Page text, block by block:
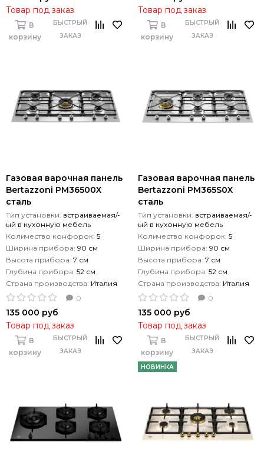
Товар под заказ
В
корзину
БЫСТРЫЙ
ЗАКАЗ
Товар под заказ
В
корзину
БЫСТРЫЙ
ЗАКАЗ
Газовая варочная панель
Bertazzoni PM36500X
сталь
Тип установки: встраиваемая/-
ый в кухонную мебель
Количество конфорок: 5
Ширина прибора: 90 см
Высота прибора: 7 см
Глубина прибора: 52 см
Страна производства: Италия
0
135 000 руб
Товар под заказ
В
корзину
БЫСТРЫЙ
ЗАКАЗ
Газовая варочная панель
Bertazzoni PM365S0X
сталь
Тип установки: встраиваемая/-
ый в кухонную мебель
Количество конфорок: 5
Ширина прибора: 90 см
Высота прибора: 7 см
Глубина прибора: 52 см
Страна производства: Италия
0
135 000 руб
Товар под заказ
В
корзину
БЫСТРЫЙ
ЗАКАЗ
НОВИНКА